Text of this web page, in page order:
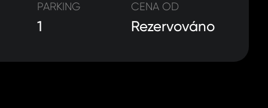
PARKING
1
CENA OD
Rezervováno